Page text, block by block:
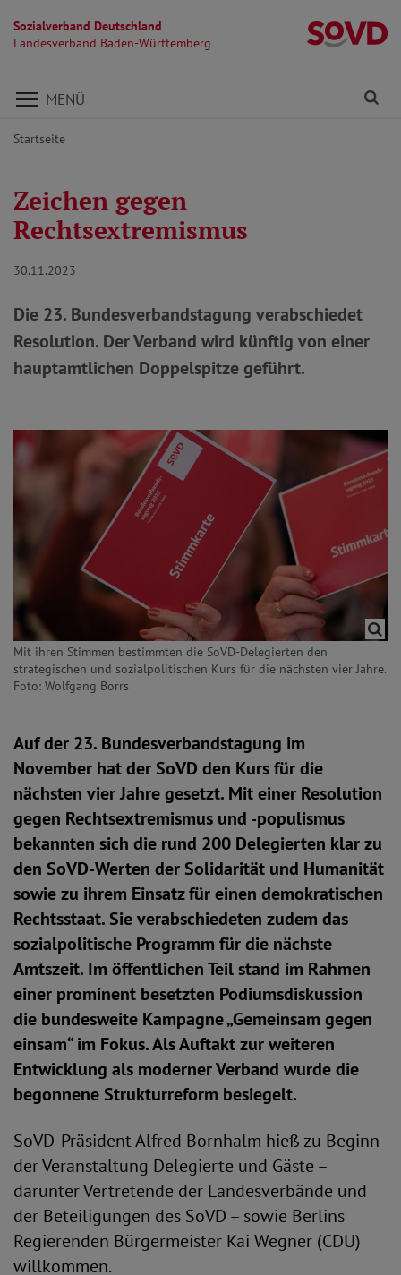
Sozialverband Deutschland
Landesverband Baden-Württemberg
Direkt zu den Inhalten springen
MENÜ
Startseite
Zeichen gegen
Rechtsextremismus
30.11.2023
Die 23. Bundesverbandstagung verabschiedet
Resolution. Der Verband wird künftig von einer
hauptamtlichen Doppelspitze geführt.
Mit ihren Stimmen bestimmten die SoVD-Delegierten den
strategischen und sozialpolitischen Kurs für die nächsten vier Jahre.
Foto: Wolfgang Borrs
Auf der 23. Bundesverbandstagung im
November hat der SoVD den Kurs für die
nächsten vier Jahre gesetzt. Mit einer Resolution
gegen Rechtsextremismus und -populismus
bekannten sich die rund 200 Delegierten klar zu
den SoVD-Werten der Solidarität und Humanität
sowie zu ihrem Einsatz für einen demokratischen
Rechtsstaat. Sie verabschiedeten zudem das
sozialpolitische Programm für die nächste
Amtszeit. Im öffentlichen Teil stand im Rahmen
einer prominent besetzten Podiumsdiskussion
die bundesweite Kampagne „Gemeinsam gegen
einsam“ im Fokus. Als Auftakt zur weiteren
Entwicklung als moderner Verband wurde die
begonnene Strukturreform besiegelt.
SoVD-Präsident Alfred Bornhalm hieß zu Beginn
der Veranstaltung Delegierte und Gäste –
darunter Vertretende der Landesverbände und
der Beteiligungen des SoVD – sowie Berlins
Regierenden Bürgermeister Kai Wegner (CDU)
willkommen.